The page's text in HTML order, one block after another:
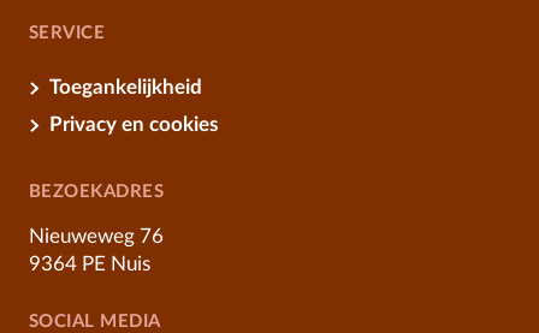
SERVICE
Toegankelijkheid
Privacy en cookies
BEZOEKADRES
Nieuweweg 76
9364 PE Nuis
SOCIAL MEDIA